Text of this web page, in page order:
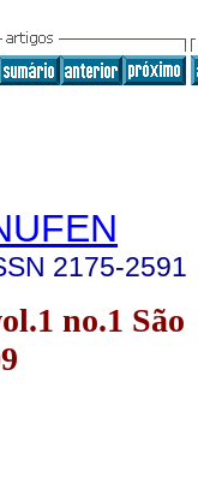
2175-2591
no.1 São